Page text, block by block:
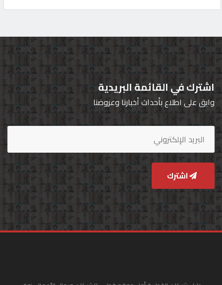
اشترك في القائمة البريدية
وابق على اطلاع بأحداث أخبارنا وعروضنا
اشترك